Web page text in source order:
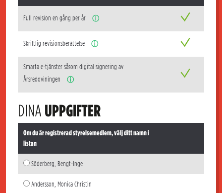
Full revision en gång per år ⓘ
Skriftlig revisionsberättelse ⓘ
Smarta e-tjänster såsom digital signering av
Årsredoviningen
ⓘ
DINA UPPGIFTER
Om du är registrerad styrelsemedlem, välj ditt namn i
listan
Söderberg, Bengt-Inge
Andersson, Monica Christin